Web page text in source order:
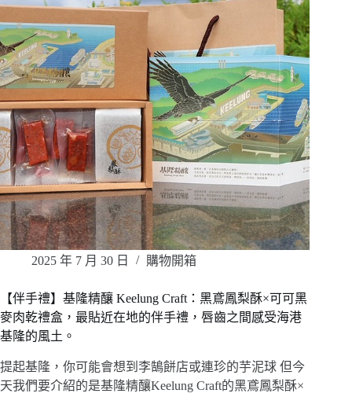
2025 年 7 月 30 日 購物開箱
【伴手禮】基隆精釀 Keelung Craft：黑鳶鳳梨酥×可可黑
麥肉乾禮盒，最貼近在地的伴手禮，唇齒之間感受海港
基隆的風土。
提起基隆，你可能會想到李鵠餅店或連珍的芋泥球 但今
天我們要介紹的是基隆精釀Keelung Craft的黑鳶鳳梨酥×